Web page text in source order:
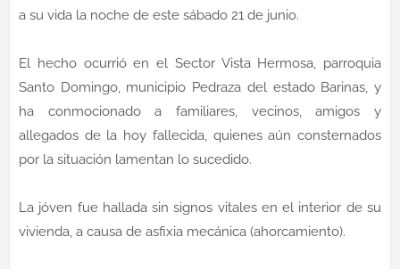
a su vida la noche de este sábado 21 de junio.
El hecho ocurrió en el Sector Vista Hermosa, parroquia
Santo Domingo, municipio Pedraza del estado Barinas, y
ha conmocionado a familiares, vecinos, amigos y
allegados de la hoy fallecida, quienes aún consternados
por la situación lamentan lo sucedido.
La jóven fue hallada sin signos vitales en el interior de su
vivienda, a causa de asfixia mecánica (ahorcamiento).